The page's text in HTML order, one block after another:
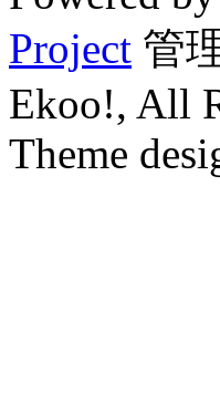
Project 管
Ekoo!, All
Theme